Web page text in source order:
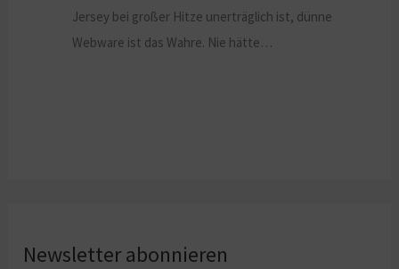
Jersey bei großer Hitze unerträglich ist, dünne
Webware ist das Wahre. Nie hätte…
Newsletter abonnieren